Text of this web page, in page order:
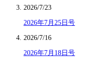
2026/7/23
2026年7月25日号
2026/7/16
2026年7月18日号